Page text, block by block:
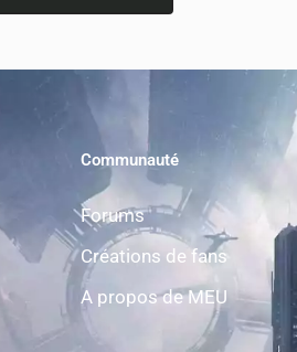
Communauté
Forums
Créations de fans
A propos de MEU